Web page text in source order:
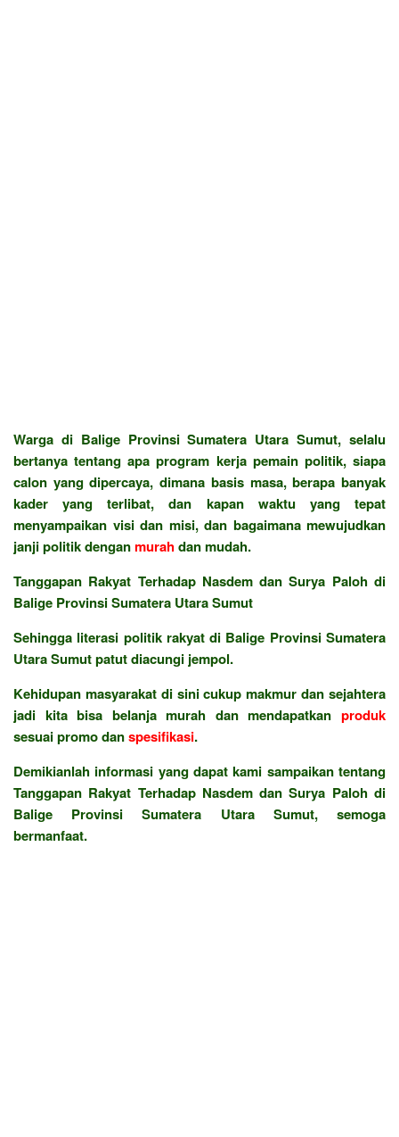
Warga di Balige Provinsi Sumatera Utara Sumut, selalu
bertanya tentang apa program kerja pemain politik, siapa
calon yang dipercaya, dimana basis masa, berapa banyak
kader yang terlibat, dan kapan waktu yang tepat
menyampaikan visi dan misi, dan bagaimana mewujudkan
janji politik denganmurahdan mudah.
Tanggapan Rakyat Terhadap Nasdem dan Surya Paloh di
Balige Provinsi Sumatera Utara Sumut
Sehingga literasi politik rakyat di Balige Provinsi Sumatera
Utara Sumut patut diacungi jempol.
Kehidupan masyarakat di sini cukup makmur dan sejahtera
jadi kita bisa belanja murah dan mendapatkan produk
sesuai promo danspesifikasi.
Demikianlah informasi yang dapat kami sampaikan tentang
Tanggapan Rakyat Terhadap Nasdem dan Surya Paloh di
Balige Provinsi Sumatera Utara Sumut, semoga
bermanfaat.